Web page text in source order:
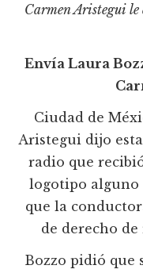
Carmen Aristegui le
Envía Laura
Ciudad de
Aristegui dijo
radio que
logotipo alguno
que la
de derecho
Bozzo pidió que